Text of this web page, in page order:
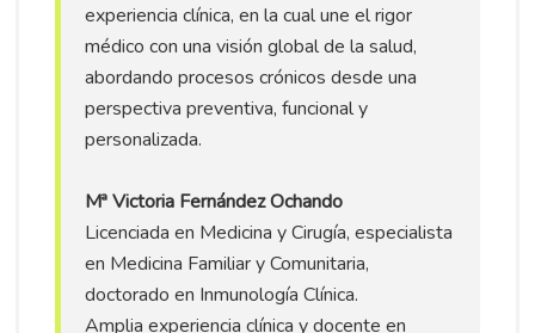
experiencia clínica, en la cual une el rigor
médico con una visión global de la salud,
abordando procesos crónicos desde una
perspectiva preventiva, funcional y
personalizada.
Mª Victoria Fernández Ochando
Licenciada en Medicina y Cirugía, especialista
en Medicina Familiar y Comunitaria,
doctorado en Inmunología Clínica.
Amplia experiencia clínica y docente en